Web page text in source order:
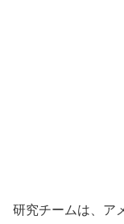
研究チームは、ア